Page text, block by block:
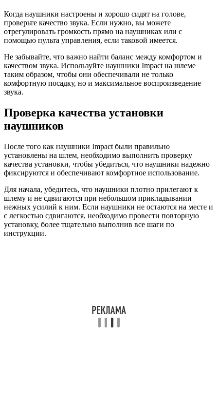
Когда наушники настроены и хорошо сидят на голове,
проверьте качество звука. Если нужно, вы можете
отрегулировать громкость прямо на наушниках или с
помощью пульта управления, если таковой имеется.
Не забывайте, что важно найти баланс между комфортом и
качеством звука. Используйте наушники Impact на шлеме
таким образом, чтобы они обеспечивали не только
комфортную посадку, но и максимальное воспроизведение
звука.
Проверка качества установки
наушников
После того как наушники Impact были правильно
установлены на шлем, необходимо выполнить проверку
качества установки, чтобы убедиться, что наушники надежно
фиксируются и обеспечивают комфортное использование.
Для начала, убедитесь, что наушники плотно прилегают к
шлему и не сдвигаются при небольшом прикладывании
нежных усилий к ним. Если наушники не остаются на месте и
с легкостью сдвигаются, необходимо провести повторную
установку, более тщательно выполнив все шаги по
инструкции.